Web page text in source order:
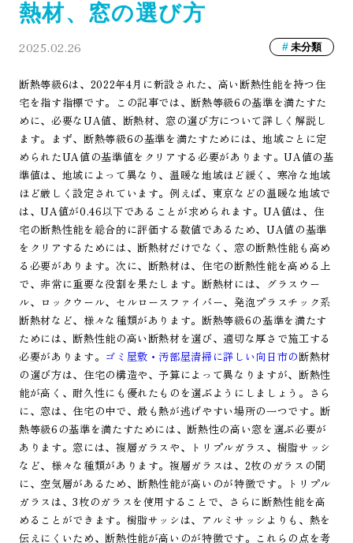
熱材、窓の選び方
2025.02.26 未分類
断熱等級6は、2022年4月に新設された、高い断熱性能を持つ住
宅を指す指標です。この記事では、断熱等級6の基準を満たすた
めに、必要なUA値、断熱材、窓の選び方について詳しく解説し
ます。まず、断熱等級6の基準を満たすためには、地域ごとに定
められたUA値の基準値をクリアする必要があります。UA値の基
準値は、地域によって異なり、温暖な地域ほど緩く、寒冷な地域
ほど厳しく設定されています。例えば、東京などの温暖な地域で
は、UA値が0.46以下であることが求められます。UA値は、住
宅の断熱性能を総合的に評価する数値であるため、UA値の基準
をクリアするためには、断熱材だけでなく、窓の断熱性能も高め
る必要があります。次に、断熱材は、住宅の断熱性能を高める上
で、非常に重要な役割を果たします。断熱材には、グラスウー
ル、ロックウール、セルロースファイバー、発泡プラスチック系
断熱材など、様々な種類があります。断熱等級6の基準を満たす
ためには、断熱性能の高い断熱材を選び、適切な厚さで施工する
必要があります。 ゴミ屋敷・汚部屋清掃に詳しい向日市の断熱材
の選び方は、住宅の構造や、予算によって異なりますが、断熱性
能が高く、耐久性にも優れたものを選ぶようにしましょう。さら
に、窓は、住宅の中で、最も熱が逃げやすい場所の一つです。断
熱等級6の基準を満たすためには、断熱性の高い窓を選ぶ必要が
あります。窓には、複層ガラスや、トリプルガラス、樹脂サッシ
など、様々な種類があります。複層ガラスは、2枚のガラスの間
に、空気層があるため、断熱性能が高いのが特徴です。トリプル
ガラスは、3枚のガラスを使用することで、さらに断熱性能を高
めることができます。樹脂サッシは、アルミサッシよりも、熱を
伝えにくいため、断熱性能が高いのが特徴です。これらの点を考